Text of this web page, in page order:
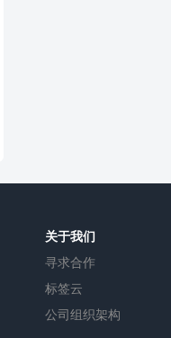
关于我们
寻求合作
标签云
公司组织架构